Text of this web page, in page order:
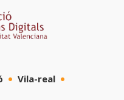
Vila-real